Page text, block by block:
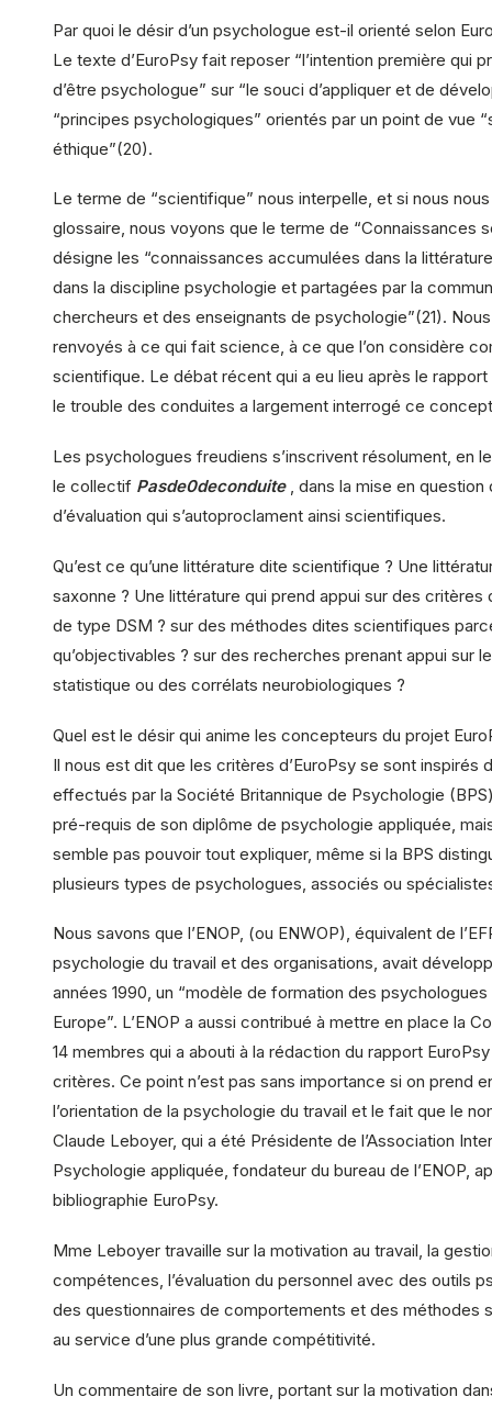
Par quoi le désir d’un psychologue est-il orienté selon
Le texte d’EuroPsy fait reposer “l’intention première qui
d’être psychologue” sur “le souci d’appliquer et de
“principes psychologiques” orientés par un point de vue
éthique”(20).
Le terme de “scientifique” nous interpelle, et si nous
glossaire, nous voyons que le terme de “Connaissances
désigne les “connaissances accumulées dans la
dans la discipline psychologie et partagées par la
chercheurs et des enseignants de psychologie”(21).
renvoyés à ce qui fait science, à ce que l’on considère
scientifique. Le débat récent qui a eu lieu après le rapport
le trouble des conduites a largement interrogé ce
Les psychologues freudiens s’inscrivent résolument, en
le collectif Pasde0deconduite , dans la mise en
d’évaluation qui s’autoproclament ainsi scientifiques.
Qu’est ce qu’une littérature dite scientifique ? Une
saxonne ? Une littérature qui prend appui sur des critères
de type DSM ? sur des méthodes dites scientifiques
qu’objectivables ? sur des recherches prenant appui sur
statistique ou des corrélats neurobiologiques ?
Quel est le désir qui anime les concepteurs du projet
Il nous est dit que les critères d’EuroPsy se sont inspirés
effectués par la Société Britannique de Psychologie
pré-requis de son diplôme de psychologie appliquée,
semble pas pouvoir tout expliquer, même si la BPS
plusieurs types de psychologues, associés ou
Nous savons que l’ENOP, (ou ENWOP), équivalent de
psychologie du travail et des organisations, avait
années 1990, un “modèle de formation des psychologues
Europe”. L’ENOP a aussi contribué à mettre en place la
14 membres qui a abouti à la rédaction du rapport
critères. Ce point n’est pas sans importance si on prend
l’orientation de la psychologie du travail et le fait que le
Claude Leboyer, qui a été Présidente de l’Association
Psychologie appliquée, fondateur du bureau de l’ENOP,
bibliographie EuroPsy.
Mme Leboyer travaille sur la motivation au travail, la
compétences, l’évaluation du personnel avec des outils
des questionnaires de comportements et des méthodes
au service d’une plus grande compétitivité.
Un commentaire de son livre, portant sur la motivation